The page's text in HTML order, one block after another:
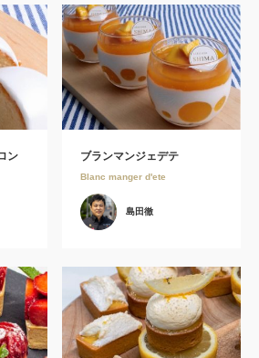
ン ブランマンジェデテ
Blanc manger d'ete
島田徹